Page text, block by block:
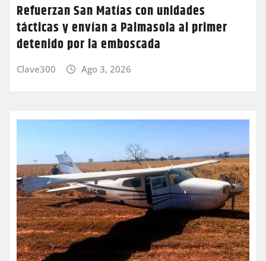
Refuerzan San Matías con unidades
tácticas y envían a Palmasola al primer
detenido por la emboscada
Clave300 Ago 3, 2026